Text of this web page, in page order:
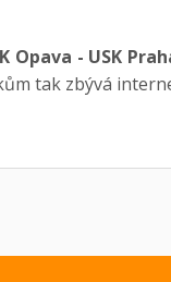
Opava - USK
tak zbývá